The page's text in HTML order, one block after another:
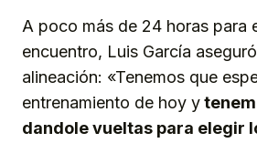
A poco más de 24 horas para
encuentro, Luis García
alineación: «Tenemos que
entrenamiento de hoy y
dandole vueltas para elegir